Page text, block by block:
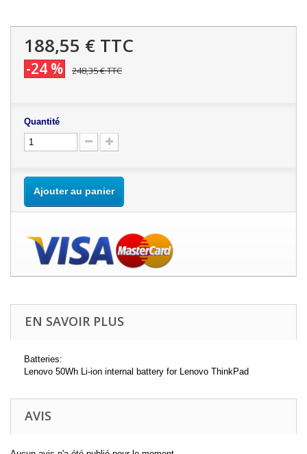
188,55 € TTC
-24 % 248,35 €TTC
Quantité
Ajouter au panier
EN SAVOIR PLUS
Batteries:
Lenovo 50Wh Li-ion internal battery for Lenovo ThinkPad
AVIS